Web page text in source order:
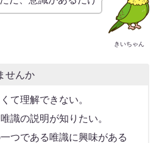
きいちゃん
せんか
て理解できない。
識の説明が知りたい。
つである唯識に興味がある